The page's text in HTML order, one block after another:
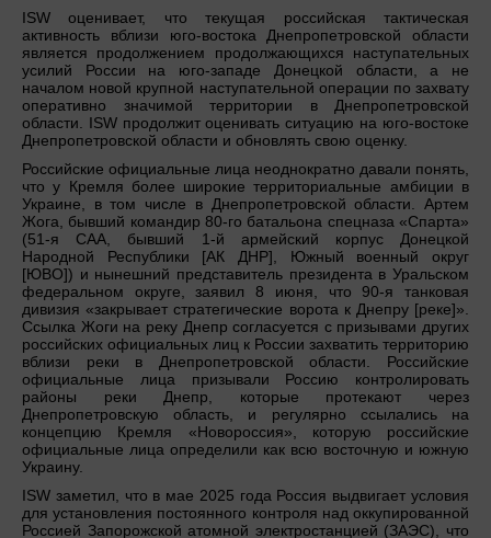
ISW оценивает, что текущая российская тактическая
активность вблизи юго-востока Днепропетровской области
является продолжением продолжающихся наступательных
усилий России на юго-западе Донецкой области, а не
началом новой крупной наступательной операции по захвату
оперативно значимой территории в Днепропетровской
области. ISW продолжит оценивать ситуацию на юго-востоке
Днепропетровской области и обновлять свою оценку.
Российские официальные лица неоднократно давали понять,
что у Кремля более широкие территориальные амбиции в
Украине, в том числе в Днепропетровской области. Артем
Жога, бывший командир 80-го батальона спецназа «Спарта»
(51-я САА, бывший 1-й армейский корпус Донецкой
Народной Республики [АК ДНР], Южный военный округ
[ЮВО]) и нынешний представитель президента в Уральском
федеральном округе, заявил 8 июня, что 90-я танковая
дивизия «закрывает стратегические ворота к Днепру [реке]».
Ссылка Жоги на реку Днепр согласуется с призывами других
российских официальных лиц к России захватить территорию
вблизи реки в Днепропетровской области. Российские
официальные лица призывали Россию контролировать
районы реки Днепр, которые протекают через
Днепропетровскую область, и регулярно ссылались на
концепцию Кремля «Новороссия», которую российские
официальные лица определили как всю восточную и южную
Украину.
ISW заметил, что в мае 2025 года Россия выдвигает условия
для установления постоянного контроля над оккупированной
Россией Запорожской атомной электростанцией (ЗАЭС), что